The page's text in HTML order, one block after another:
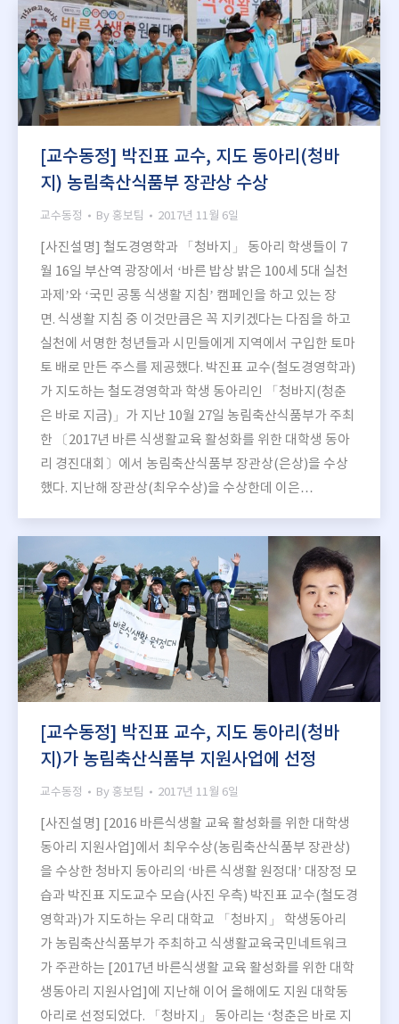
[교수동정] 박진표 교수, 지도 동아리(청바
지) 농림축산식품부 장관상 수상
교수동정 By 홍보팀 2017년 11월 6일
[사진설명] 철도경영학과 「청바지」 동아리 학생들이 7
월 16일 부산역 광장에서 ‘바른 밥상 밝은 100세 5대 실천
과제’와 ‘국민 공통 식생활 지침’ 캠페인을 하고 있는 장
면. 식생활 지침 중 이것만큼은 꼭 지키겠다는 다짐을 하고
실천에 서명한 청년들과 시민들에게 지역에서 구입한 토마
토 배로 만든 주스를 제공했다. 박진표 교수(철도경영학과)
가 지도하는 철도경영학과 학생 동아리인 「청바지(청춘
은 바로 지금)」가 지난 10월 27일 농림축산식품부가 주최
한 〔2017년 바른 식생활교육 활성화를 위한 대학생 동아
리 경진대회〕에서 농림축산식품부 장관상(은상)을 수상
했다. 지난해 장관상(최우수상)을 수상한데 이은…
[교수동정] 박진표 교수, 지도 동아리(청바
지)가 농림축산식품부 지원사업에 선정
교수동정 By 홍보팀 2017년 11월 6일
[사진설명] [2016 바른식생활 교육 활성화를 위한 대학생
동아리 지원사업]에서 최우수상(농림축산식품부 장관상)
을 수상한 청바지 동아리의 ‘바른 식생활 원정대’ 대장정 모
습과 박진표 지도교수 모습(사진 우측) 박진표 교수(철도경
영학과)가 지도하는 우리 대학교 「청바지」 학생동아리
가 농림축산식품부가 주최하고 식생활교육국민네트워크
가 주관하는 [2017년 바른식생활 교육 활성화를 위한 대학
생동아리 지원사업]에 지난해 이어 올해에도 지원 대학동
아리로 선정되었다. 「청바지」 동아리는 ‘청춘은 바로 지